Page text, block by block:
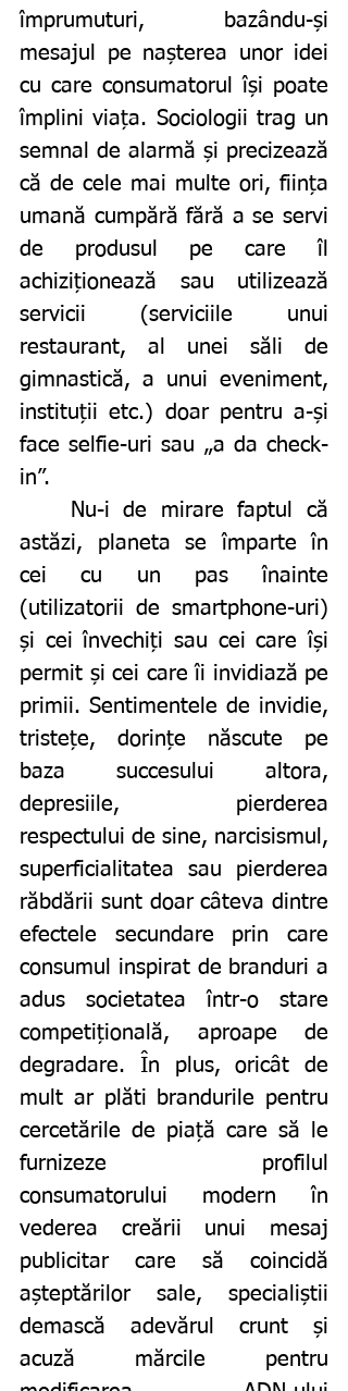
împrumuturi, bazându-și
mesajul pe nașterea unor idei
cu care consumatorul își poate
împlini viața. Sociologii trag un
semnal de alarmă și precizează
că de cele mai multe ori, ființa
umană cumpără fără a se servi
de produsul pe care îl
achiziționează sau utilizează
servicii (serviciile unui
restaurant, al unei săli de
gimnastică, a unui eveniment,
instituții etc.) doar pentru a-și
face selfie-uri sau „a da check-
in”.
astăzi, planeta se împarte în
cei cu un pas înainte
(utilizatorii de smartphone-uri)
și cei învechiți sau cei care își
permit și cei care îi invidiază pe
primii. Sentimentele de invidie,
tristețe, dorințe născute pe
baza succesului altora,
depresiile, pierderea
respectului de sine, narcisismul,
superficialitatea sau pierderea
răbdării sunt doar câteva dintre
efectele secundare prin care
consumul inspirat de branduri a
adus societatea într-o stare
competițională, aproape de
degradare. În plus, oricât de
mult ar plăti brandurile pentru
cercetările de piață care să le
furnizeze profilul
consumatorului modern în
vederea creării unui mesaj
publicitar care să coincidă
așteptărilor sale, specialiștii
demască adevărul crunt și
acuză mărcile pentru